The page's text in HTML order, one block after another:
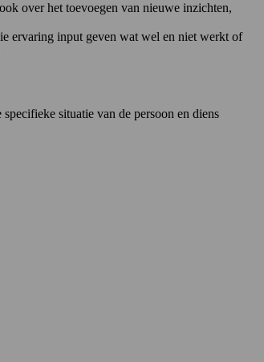
over het toevoegen van nieuwe inzichten,
ervaring input geven wat wel en niet werkt of
situatie van de persoon en diens